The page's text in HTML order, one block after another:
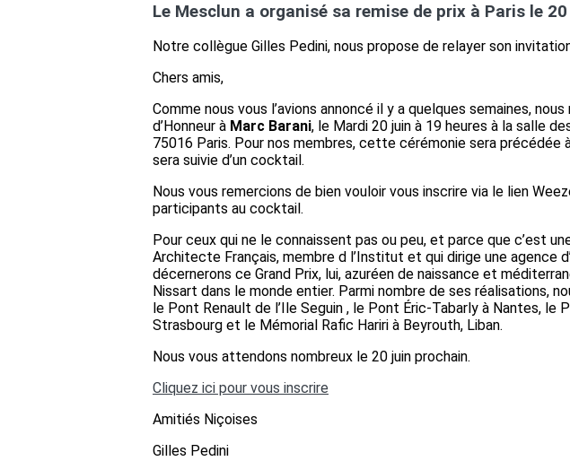
Le Mesclun a organisé sa remise de prix à Paris le
Notre collègue Gilles Pedini, nous propose de relayer son
Chers amis,
Comme nous vous l’avions annoncé il y a quelques semaines,
d’Honneur à Marc Barani, le Mardi 20 juin à 19 heures à la salle
75016 Paris. Pour nos membres, cette cérémonie sera précédée
sera suivie d’un cocktail.
Nous vous remercions de bien vouloir vous inscrire via le lien
participants au cocktail.
Pour ceux qui ne le connaissent pas ou peu, et parce que c’est
Architecte Français, membre d l’Institut et qui dirige une agence
décernerons ce Grand Prix, lui, azuréen de naissance et
Nissart dans le monde entier. Parmi nombre de ses réalisations,
le Pont Renault de l’Ile Seguin , le Pont Éric-Tabarly à Nantes,
Strasbourg et le Mémorial Rafic Hariri à Beyrouth, Liban.
Nous vous attendons nombreux le 20 juin prochain.
Cliquez ici pour vous inscrire
Amitiés Niçoises
Gilles Pedini